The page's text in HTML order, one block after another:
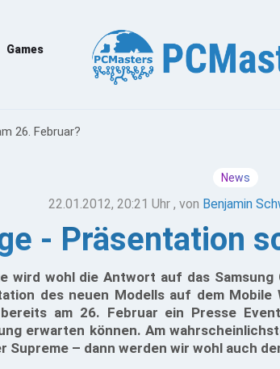
Games
26. Februar?
News
22.01.2012, 20:21 Uhr , von Benjamin
- Präsentation
wird wohl die Antwort auf das
des neuen Modells auf dem Mobile
am 26. Februar ein Presse
erwarten können. Am
Supreme – dann werden wir wohl auch